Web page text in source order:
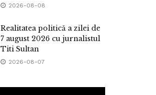
2026-08-08
Realitatea politică a zilei de
7 august 2026 cu jurnalistul
Titi Sultan
2026-08-07